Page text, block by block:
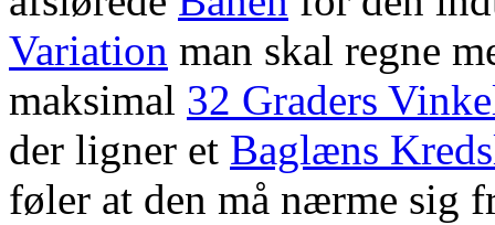
Variation man skal regne
maksimal 32 Graders
der ligner et Baglæns
føler at den må nærme sig